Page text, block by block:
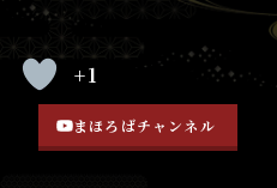
+1
まほろばチャンネル